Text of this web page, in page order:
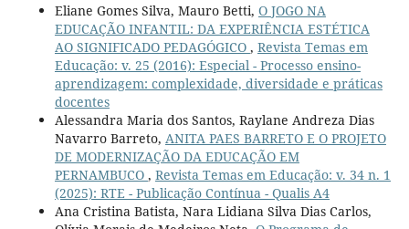
Eliane Gomes Silva, Mauro Betti, O JOGO NA
EDUCAÇÃO INFANTIL: DA EXPERIÊNCIA ESTÉTICA
AO SIGNIFICADO PEDAGÓGICO , Revista Temas em
Educação: v. 25 (2016): Especial - Processo ensino-
aprendizagem: complexidade, diversidade e práticas
docentes
Alessandra Maria dos Santos, Raylane Andreza Dias
Navarro Barreto, ANITA PAES BARRETO E O PROJETO
DE MODERNIZAÇÃO DA EDUCAÇÃO EM
PERNAMBUCO , Revista Temas em Educação: v. 34 n. 1
(2025): RTE - Publicação Contínua - Qualis A4
Ana Cristina Batista, Nara Lidiana Silva Dias Carlos,